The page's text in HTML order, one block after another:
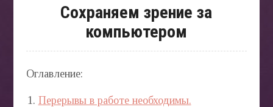
Сохраняем зрение за
компьютером
Оглавление:
Перерывы в работе необходимы.